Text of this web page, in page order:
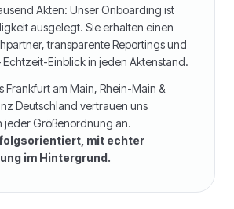
Akten: Unser Onboarding ist
ausgelegt. Sie erhalten einen
transparente Reportings und
Echtzeit-Einblick in jeden Aktenstand.
Frankfurt am Main, Rhein-Main &
Deutschland vertrauen uns
jeder Größenordnung an.
mit echter
im Hintergrund.